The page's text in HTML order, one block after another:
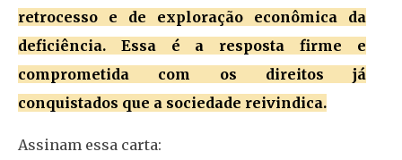
retrocesso e de exploração econômica da
deficiência. Essa é a resposta firme e
comprometida com os direitos já
conquistados que a sociedade reivindica.
Assinam essa carta: